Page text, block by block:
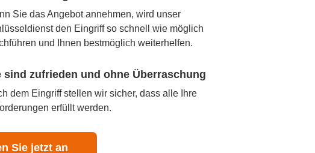
Sie das Angebot annehmen, wird unser
den Eingriff so schnell wie möglich
und Ihnen bestmöglich weiterhelfen.
sind zufrieden und ohne Überraschung
dem Eingriff stellen wir sicher, dass alle Ihre
erfüllt werden.
Sie jetzt an